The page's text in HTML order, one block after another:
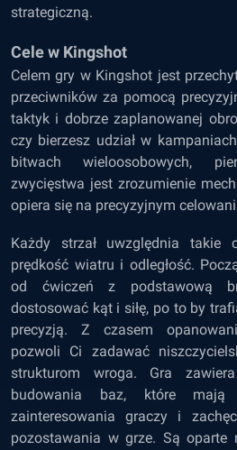
strategiczną.
Cele w Kingshot
Celem gry w Kingshot jest
przeciwników za pomocą
taktyk i dobrze zaplanowanej
czy bierzesz udział w
bitwach wieloosobowych,
zwycięstwa jest zrozumienie
opiera się na precyzyjnym
Każdy strzał uwzględnia takie
prędkość wiatru i odległość.
od ćwiczeń z podstawową
dostosować kąt i siłę, po to by
precyzją. Z czasem
pozwoli Ci zadawać
strukturom wroga. Gra
budowania baz, które
zainteresowania graczy i
pozostawania w grze. Są oparte